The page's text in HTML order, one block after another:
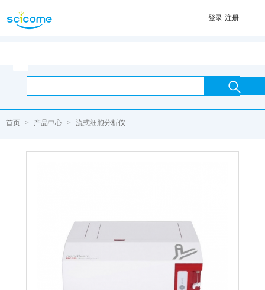
登录 注册

首页 > 产品中心 > 流式细胞分析仪